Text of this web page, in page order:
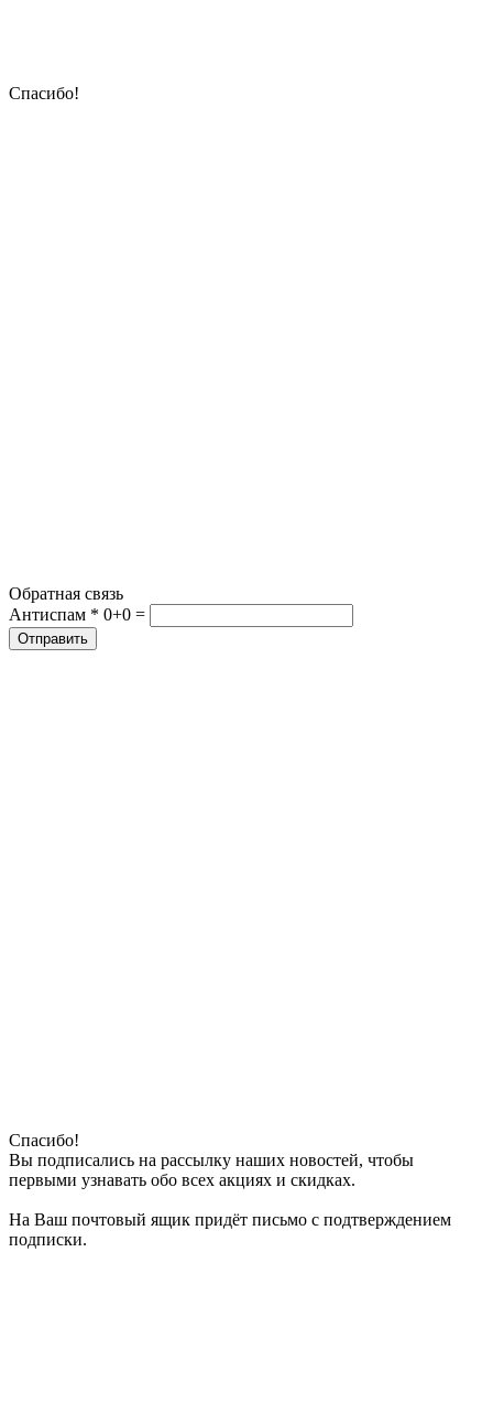
Спасибо!
Обратная связь
Антиспам * 0+0 =
Спасибо!
Вы подписались на рассылку наших новостей, чтобы
первыми узнавать обо всех акциях и скидках.
На Ваш почтовый ящик придёт письмо с подтверждением
подписки.